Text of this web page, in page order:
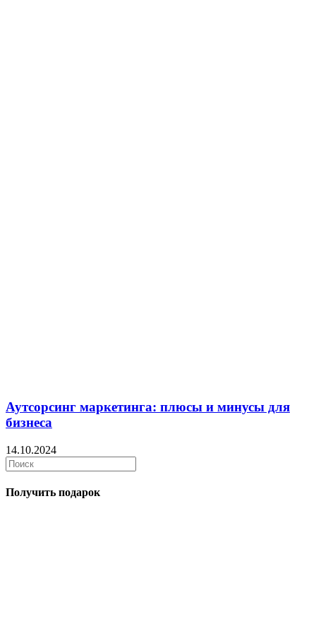
Аутсорсинг маркетинга: плюсы и минусы для
бизнеса
14.10.2024
Получить подарок